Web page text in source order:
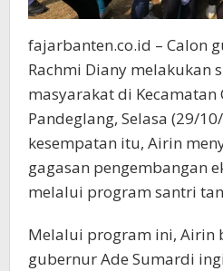
fajarbanten.co.id – Calon
Rachmi Diany melakukan
masyarakat di Kecamatan
Pandeglang, Selasa (29/
kesempatan itu, Airin
gagasan pengembangan
melalui program santri
Melalui program ini, Airin
gubernur Ade Sumardi